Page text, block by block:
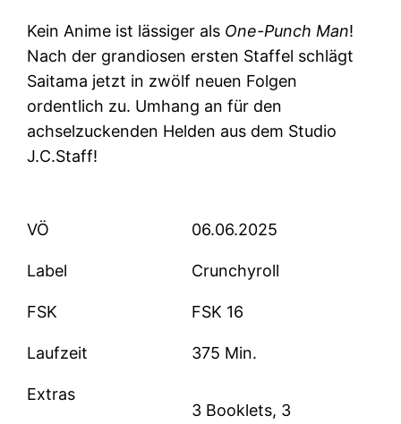
Kein Anime ist lässiger als One-Punch Man!
Nach der grandiosen ersten Staffel schlägt
Saitama jetzt in zwölf neuen Folgen
ordentlich zu. Umhang an für den
achselzuckenden Helden aus dem Studio
J.C.Staff!
VÖ 06.06.2025
Label Crunchyroll
FSK FSK 16
Laufzeit 375 Min.
Extras
3 Booklets, 3